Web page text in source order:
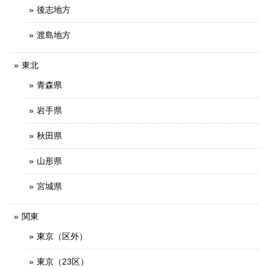
後志地方
渡島地方
東北
青森県
岩手県
秋田県
山形県
宮城県
関東
東京（区外）
東京（23区）